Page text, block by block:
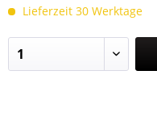
Lieferzeit 30 Werktage